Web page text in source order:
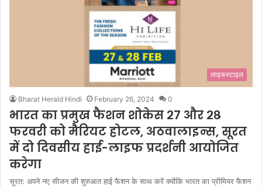
लाइफस्टाइल
Bharat Herald Hindi February 26, 2024 0
भारत का प्रमुख फैशन शोकेस २७ और २८
फरवरी को मैरियट होटल, अठवालाइन्स, सूरत
में दो दिवसीय हाई-लाइफ प्रदर्शनी आयोजित
करेगा
सूरत: अपने नए सीजन की शुरुआत हाई फैशन के साथ करें क्योंकि भारत का प्रीमियर फैशन